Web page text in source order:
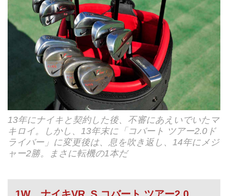
13年にナイキと契約した後、不審にあえいでいたマ
キロイ。しかし、13年末に「コバート ツアー2.0ド
ライバー」に変更後は、息を吹き返し、14年にメジ
ャー2勝。まさに転機の1本だ